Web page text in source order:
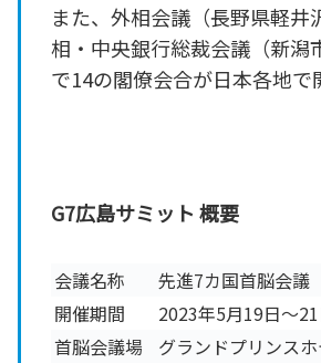
また、外相会議（長野県軽井
相・中央銀行総裁会議（新潟
で14の閣僚会合が日本各地で
G7広島サミット 概要
会議名称
先進7カ国首脳会議
開催期間
2023年5月19日～
首脳会議場
グランドプリンス